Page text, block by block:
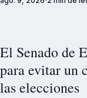
El Senado de
para evitar un
las elecciones